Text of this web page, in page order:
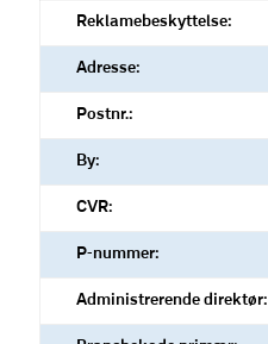
Reklamebeskyttelse:
Adresse:
Postnr.:
By:
CVR:
P-nummer:
Administrerende direktør: